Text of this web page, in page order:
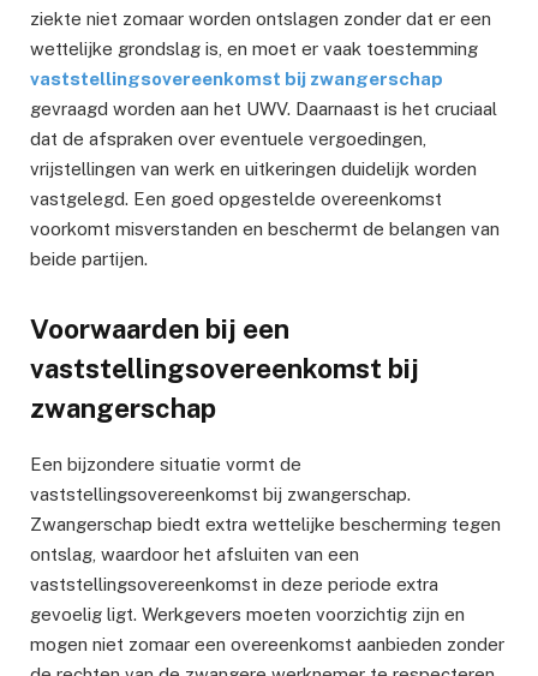
ziekte niet zomaar worden ontslagen zonder dat er een
wettelijke grondslag is, en moet er vaak toestemming
vaststellingsovereenkomst bij zwangerschap
gevraagd worden aan het UWV. Daarnaast is het cruciaal
dat de afspraken over eventuele vergoedingen,
vrijstellingen van werk en uitkeringen duidelijk worden
vastgelegd. Een goed opgestelde overeenkomst
voorkomt misverstanden en beschermt de belangen van
beide partijen.
Voorwaarden bij een
vaststellingsovereenkomst bij
zwangerschap
Een bijzondere situatie vormt de
vaststellingsovereenkomst bij zwangerschap.
Zwangerschap biedt extra wettelijke bescherming tegen
ontslag, waardoor het afsluiten van een
vaststellingsovereenkomst in deze periode extra
gevoelig ligt. Werkgevers moeten voorzichtig zijn en
mogen niet zomaar een overeenkomst aanbieden zonder